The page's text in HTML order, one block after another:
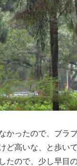
かったので、ブラ
ど高いな、と歩い
たので、少し早目